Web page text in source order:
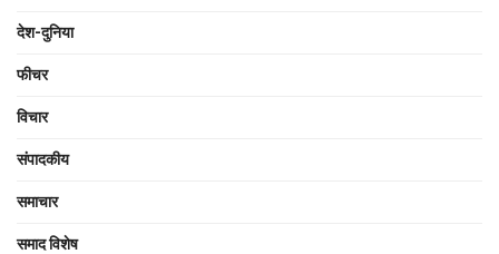
देश-दुनिया
फीचर
विचार
संपादकीय
समाचार
समाद विशेष